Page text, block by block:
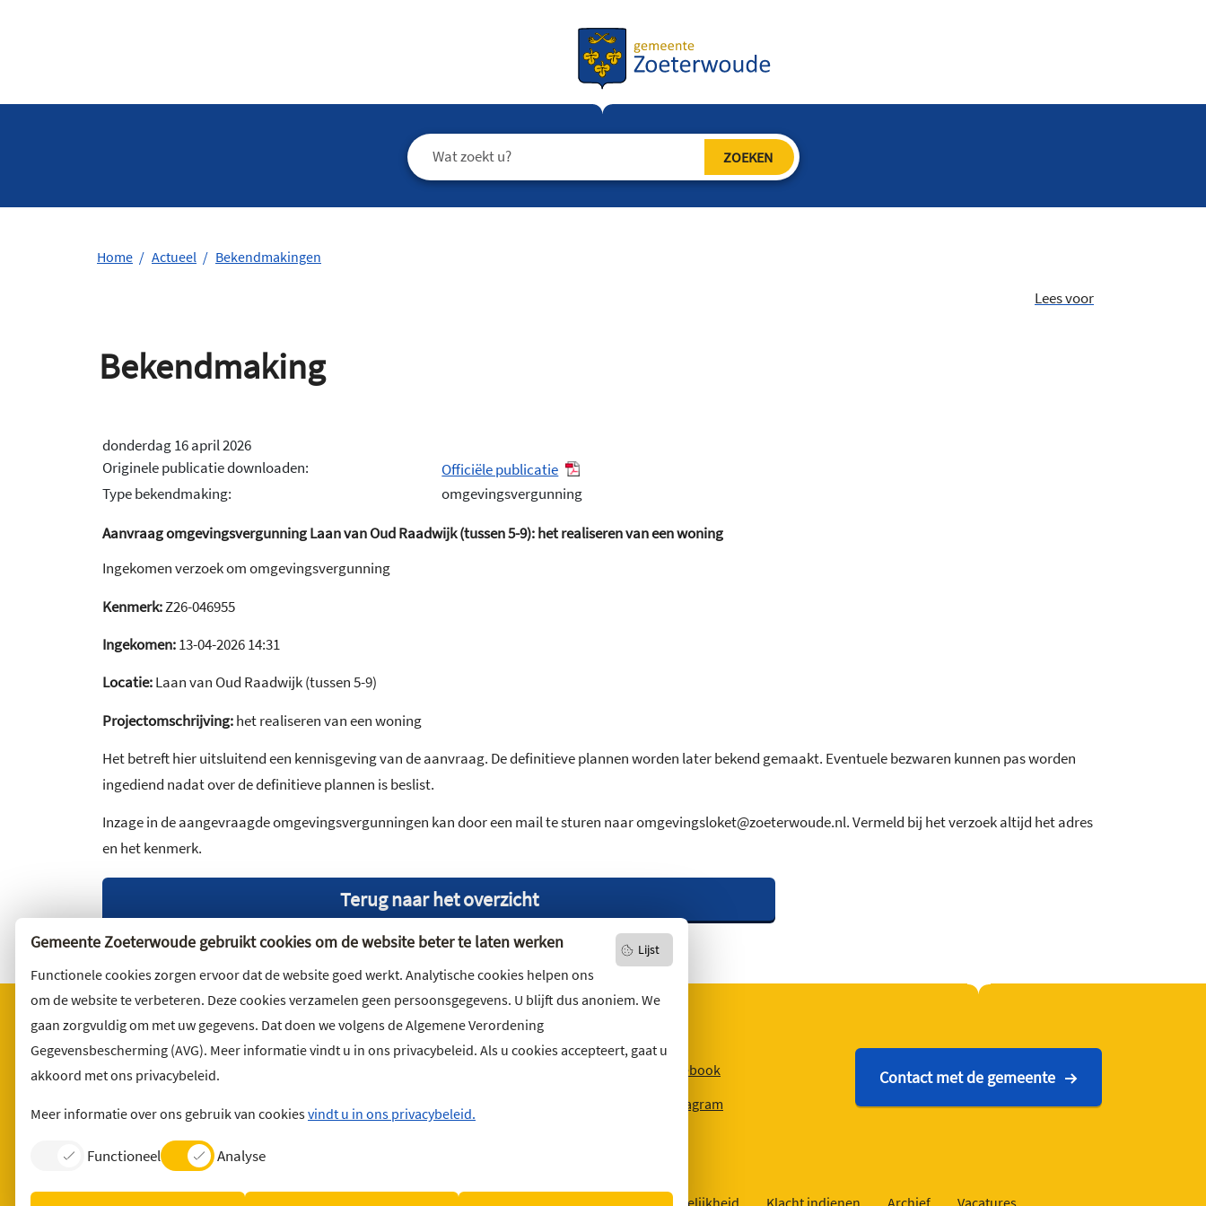
Lijst
Gemeente Zoeterwoude gebruikt cookies om de website beter te laten werken
Functionele cookies zorgen ervoor dat de website goed werkt. Analytische cookies helpen ons
om de website te verbeteren. Deze cookies verzamelen geen persoonsgegevens. U blijft dus anoniem. We
gaan zorgvuldig om met uw gegevens. Dat doen we volgens de Algemene Verordening
Gegevensbescherming (AVG). Meer informatie vindt u in ons privacybeleid. Als u cookies accepteert, gaat u
akkoord met ons privacybeleid.
Meer informatie over ons gebruik van cookiesvindt u in ons privacybeleid.
Functioneel Analyse
Home Actueel Bekendmakingen
Lees voor
Bekendmaking
donderdag 16 april 2026
Originele publicatie downloaden:
Officiële publicatie
Type bekendmaking:
omgevingsvergunning
Aanvraag omgevingsvergunning Laan van Oud Raadwijk (tussen 5-9): het realiseren van een woning
Ingekomen verzoek om omgevingsvergunning
Kenmerk:Z26-046955
Ingekomen:13-04-2026 14:31
Locatie:Laan van Oud Raadwijk (tussen 5-9)
Projectomschrijving:het realiseren van een woning
Het betreft hier uitsluitend een kennisgeving van de aanvraag. De definitieve plannen worden later bekend gemaakt. Eventuele bezwaren kunnen pas worden
ingediend nadat over de definitieve plannen is beslist.
Inzage in de aangevraagde omgevingsvergunningen kan door een mail te sturen naar omgevingsloket@zoeterwoude.nl. Vermeld bij het verzoek altijd het adres
en het kenmerk.
Terug naar het overzicht
Bezoekadres
Noordbuurtseweg 27
2381 ET Zoeterwoude
Wilt u niets missen?
en volg ons ook op social media.
Facebook
Instagram
Contact met de gemeente
English version Over deze website Toegankelijkheid Klacht indienen Archief Vacatures